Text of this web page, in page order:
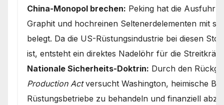
China-Monopol brechen: Peking hat die Ausfuhr
Graphit und hochreinen Seltenerdelementen mit
belegt. Da die US-Rüstungsindustrie bei diesen
ist, entsteht ein direktes Nadelöhr für die
Nationale Sicherheits-Doktrin: Durch den
Production Actversucht Washington, heimische
Rüstungsbetriebe zu behandeln und finanziell